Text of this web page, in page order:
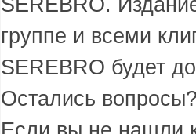
группе и всеми
SEREBRO будет
Остались